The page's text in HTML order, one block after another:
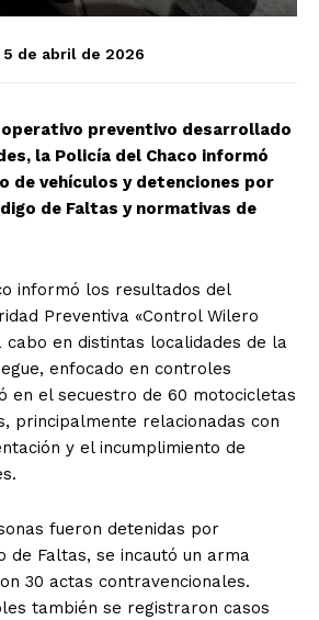
5 de abril de 2026
operativo preventivo desarrollado
la Policía del Chaco informó
de vehículos y detenciones por
de Faltas y normativas de
informó los resultados del
Preventiva «Control Wilero
cabo en distintas localidades de la
enfocado en controles
en el secuestro de 60 motocicletas
principalmente relacionadas con
y el incumplimiento de
fueron detenidas por
de Faltas, se incautó un arma
30 actas contravencionales.
también se registraron casos